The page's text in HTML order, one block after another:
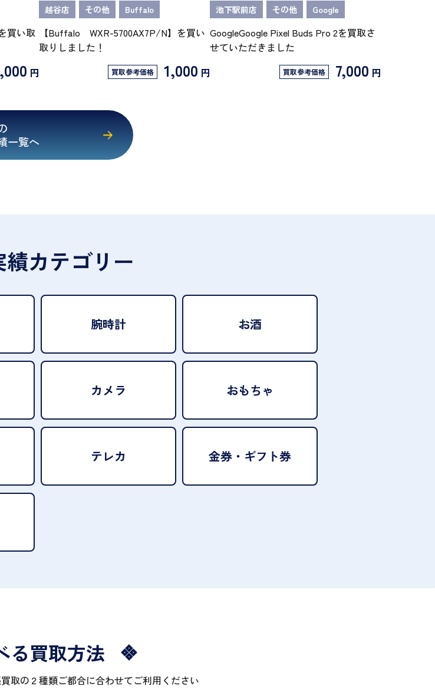
買い取
円
越谷店 その他 Buffalo
【Buffalo WXR-5700AX7P/N】を買い
取りしました！
買取参考価格 1,000 円
池下駅前店 その他 Google
GoogleGoogle Pixel Buds Pro 2を買取さ
せていただきました
買取参考価格 7,000 円
一覧へ
績カテゴリー
腕時計 お酒
カメラ おもちゃ
テレカ 金券・ギフト券
る買取方法
取の２種類ご都合に合わせてご利用ください